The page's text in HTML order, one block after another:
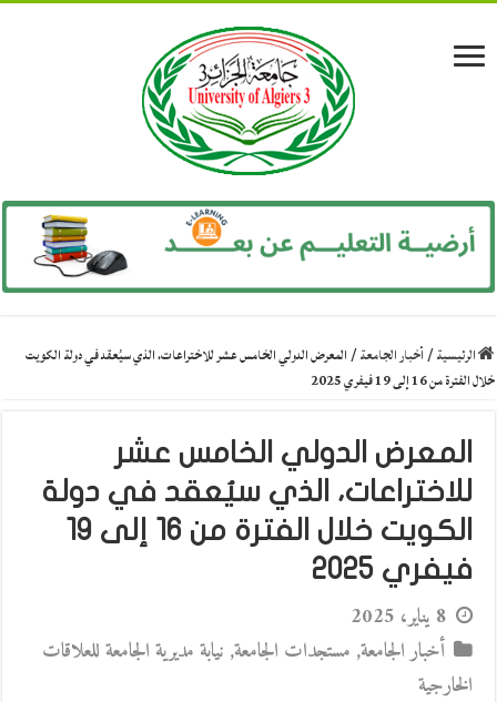
الرئيسية/أخبار الجامعة/المعرض الدولي الخامس عشر للاختراعات، الذي سيُعقد في دولة الكويت
خلال الفترة من 16 إلى 19 فيفري 2025
المعرض الدولي الخامس عشر
للاختراعات، الذي سيُعقد في دولة
الكويت خلال الفترة من 16 إلى 19
فيفري 2025
8 يناير، 2025
أخبار الجامعة, مستجدات الجامعة, نيابة مديرية الجامعة للعلاقات
الخارجية